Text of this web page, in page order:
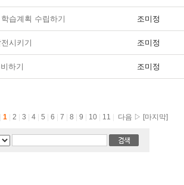
습계획 수립하기 조미정
시키기 조미정
하기 조미정
1 2 3 4 5 6 7 8 9 10 11 다음 ▷ [마지막]